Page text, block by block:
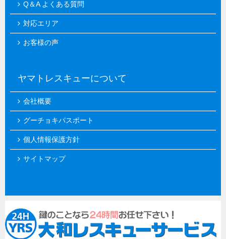
Q＆A よくある質問
対応エリア
お客様の声
ヤマトレスキューについて
会社概要
グーチョキパスポート
個人情報保護方針
サイトマップ